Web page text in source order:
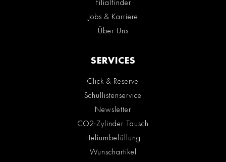
Filialfinder
Jobs & Karriere
Über Uns
SERVICES
Click & Reserve
Schullistenservice
Newsletter
CO2-Zylinder Tausch
Heliumbefüllung
Wunschartikel